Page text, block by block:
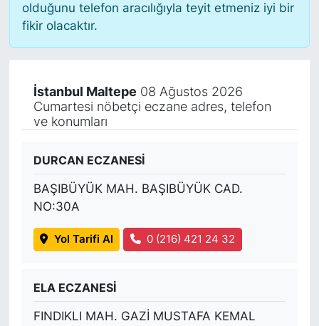
olduğunu telefon aracılığıyla teyit etmeniz iyi bir
fikir olacaktır.
İstanbul Maltepe 08 Ağustos 2026
Cumartesi nöbetçi eczane adres, telefon
ve konumları
DURCAN ECZANESİ
BAŞIBÜYÜK MAH. BAŞIBÜYÜK CAD.
NO:30A
Yol Tarifi Al 0 (216) 421 24 32
ELA ECZANESİ
FINDIKLI MAH. GAZİ MUSTAFA KEMAL